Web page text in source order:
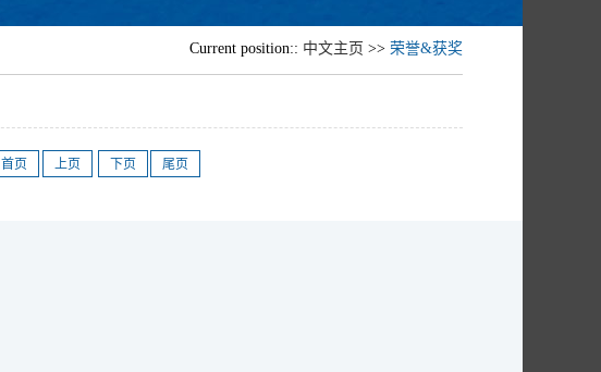
Current position:: 中文主页 >> 荣誉&获奖
首页 上页 下页 尾页